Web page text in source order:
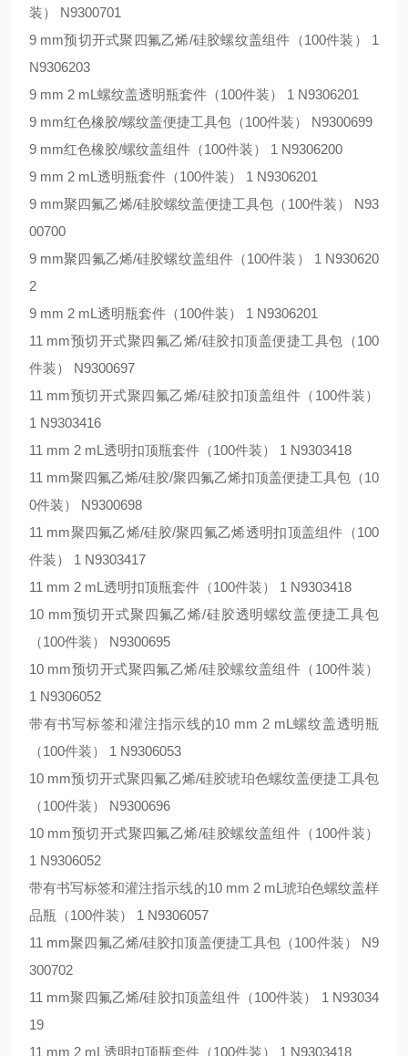
装） N9300701
9 mm预切开式聚四氟乙烯/硅胶螺纹盖组件（100件装） 1
N9306203
9 mm 2 mL螺纹盖透明瓶套件（100件装） 1 N9306201
9 mm红色橡胶/螺纹盖便捷工具包（100件装） N9300699
9 mm红色橡胶/螺纹盖组件（100件装） 1 N9306200
9 mm 2 mL透明瓶套件（100件装） 1 N9306201
9 mm聚四氟乙烯/硅胶螺纹盖便捷工具包（100件装） N93
00700
9 mm聚四氟乙烯/硅胶螺纹盖组件（100件装） 1 N930620
2
9 mm 2 mL透明瓶套件（100件装） 1 N9306201
11 mm预切开式聚四氟乙烯/硅胶扣顶盖便捷工具包（100
件装） N9300697
11 mm预切开式聚四氟乙烯/硅胶扣顶盖组件（100件装）
1 N9303416
11 mm 2 mL透明扣顶瓶套件（100件装） 1 N9303418
11 mm聚四氟乙烯/硅胶/聚四氟乙烯扣顶盖便捷工具包（10
0件装） N9300698
11 mm聚四氟乙烯/硅胶/聚四氟乙烯透明扣顶盖组件（100
件装） 1 N9303417
11 mm 2 mL透明扣顶瓶套件（100件装） 1 N9303418
10 mm预切开式聚四氟乙烯/硅胶透明螺纹盖便捷工具包
（100件装） N9300695
10 mm预切开式聚四氟乙烯/硅胶螺纹盖组件（100件装）
1 N9306052
带有书写标签和灌注指示线的10 mm 2 mL螺纹盖透明瓶
（100件装） 1 N9306053
10 mm预切开式聚四氟乙烯/硅胶琥珀色螺纹盖便捷工具包
（100件装） N9300696
10 mm预切开式聚四氟乙烯/硅胶螺纹盖组件（100件装）
1 N9306052
带有书写标签和灌注指示线的10 mm 2 mL琥珀色螺纹盖样
品瓶（100件装） 1 N9306057
11 mm聚四氟乙烯/硅胶扣顶盖便捷工具包（100件装） N9
300702
11 mm聚四氟乙烯/硅胶扣顶盖组件（100件装） 1 N93034
19
11 mm 2 mL透明扣顶瓶套件（100件装） 1 N9303418